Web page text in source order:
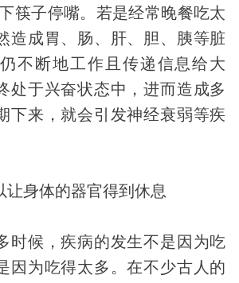
筷子停嘴。若是经常晚餐吃太
造成胃、肠、肝、胆、胰等脏
不断地工作且传递信息给大
处于兴奋状态中，进而造成多
下来，就会引发神经衰弱等疾
让身体的器官得到休息
时候，疾病的发生不是因为吃
因为吃得太多。在不少古人的